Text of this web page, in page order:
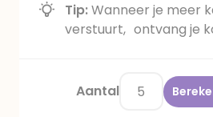
Tip:Wanneer je meer
verstuurt, ontvang je
Aantal